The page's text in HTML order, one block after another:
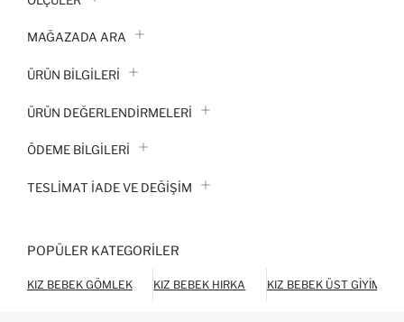
MAĞAZADA ARA
ÜRÜN BILGILERI
ÜRÜN DEĞERLENDİRMELERİ
ÖDEME BİLGİLERİ
TESLIMAT İADE VE DEĞIŞIM
POPÜLER KATEGORILER
KIZ BEBEK GÖMLEK KIZ BEBEK HIRKA KIZ BEBEK ÜST GIYIM